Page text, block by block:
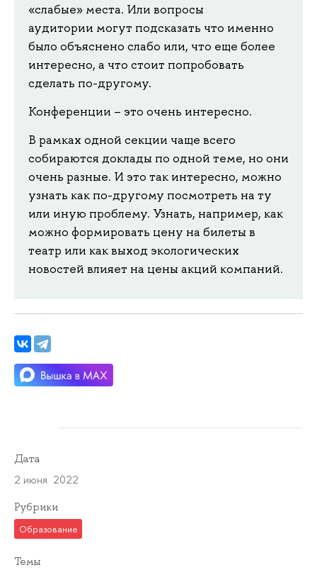
«слабые» места. Или вопросы
аудитории могут подсказать что именно
было объяснено слабо или, что еще более
интересно, а что стоит попробовать
сделать по-другому.
Конференции – это очень интересно.
В рамках одной секции чаще всего
собираются доклады по одной теме, но они
очень разные. И это так интересно, можно
узнать как по-другому посмотреть на ту
или иную проблему. Узнать, например, как
можно формировать цену на билеты в
театр или как выход экологических
новостей влияет на цены акций компаний.
Дата
2 июня 2022
Рубрики
Образование
Темы